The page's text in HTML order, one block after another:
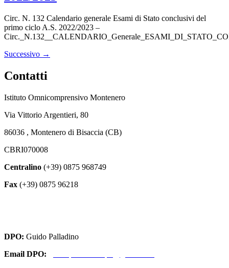
Circ. N. 132 Calendario generale Esami di Stato conclusivi del
primo ciclo A.S. 2022/2023 –
Successivo →
Contatti
Istituto Omnicomprensivo Montenero
Via Vittorio Argentieri, 80
86036 , Montenero di Bisaccia (CB)
CBRI070008
Centralino (+39) 0875 968749
Fax (+39) 0875 96218
DPO: Guido Palladino
Email DPO: